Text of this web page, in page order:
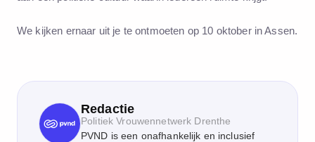
We kijken ernaar uit je te ontmoeten op 10 oktober in Assen.
Redactie
Politiek Vrouwennetwerk Drenthe
PVND is een onafhankelijk en inclusief